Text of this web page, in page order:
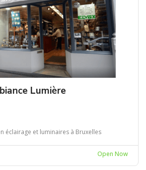
Lumière
éclairage et luminaires à Bruxelles
Open Now